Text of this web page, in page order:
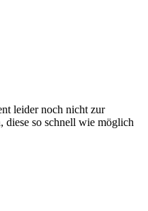
leider noch nicht zur
diese so schnell wie möglich